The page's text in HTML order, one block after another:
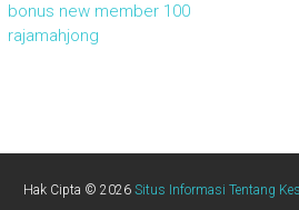
bonus new member 100
rajamahjong
Hak Cipta © 2026 Situs Informasi Tentang